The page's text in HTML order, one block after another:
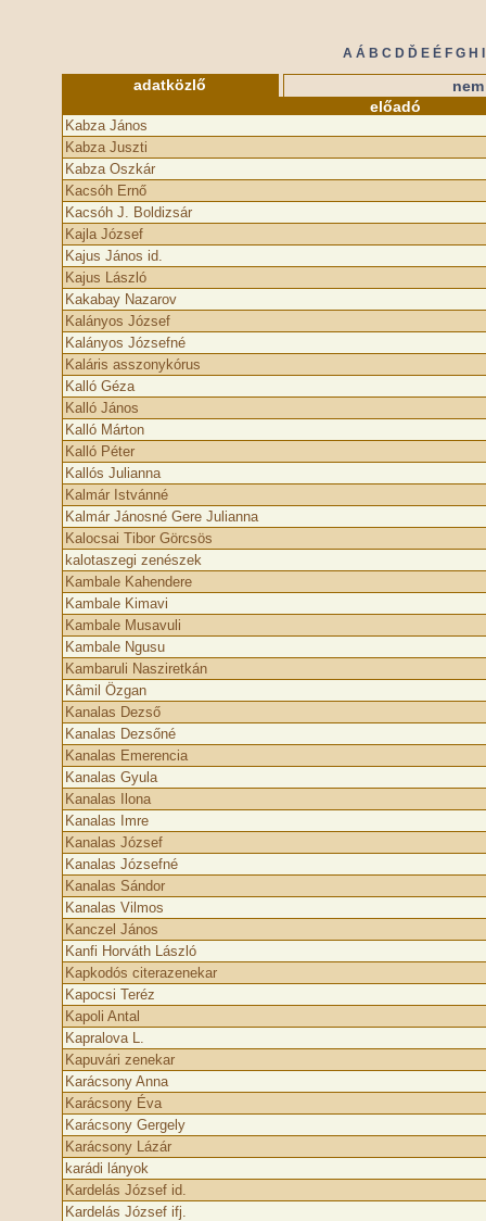
A Á B C D Ď E É F G H
adatközlő
előadó
Kabza János
Kabza Juszti
Kabza Oszkár
Kacsóh Ernő
Kacsóh J. Boldizsár
Kajla József
Kajus János id.
Kajus László
Kakabay Nazarov
Kalányos József
Kalányos Józsefné
Kaláris asszonykórus
Kalló Géza
Kalló János
Kalló Márton
Kalló Péter
Kallós Julianna
Kalmár Istvánné
Kalmár Jánosné Gere Julianna
Kalocsai Tibor Görcsös
kalotaszegi zenészek
Kambale Kahendere
Kambale Kimavi
Kambale Musavuli
Kambale Ngusu
Kambaruli Nasziretkán
Kâmil Özgan
Kanalas Dezső
Kanalas Dezsőné
Kanalas Emerencia
Kanalas Gyula
Kanalas Ilona
Kanalas Imre
Kanalas József
Kanalas Józsefné
Kanalas Sándor
Kanalas Vilmos
Kanczel János
Kanfi Horváth László
Kapkodós citerazenekar
Kapocsi Teréz
Kapoli Antal
Kapralova L.
Kapuvári zenekar
Karácsony Anna
Karácsony Éva
Karácsony Gergely
Karácsony Lázár
karádi lányok
Kardelás József id.
Kardelás József ifj.